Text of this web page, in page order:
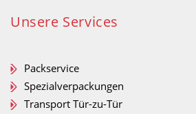
Unsere Services
Packservice
Spezialverpackungen
Transport Tür-zu-Tür